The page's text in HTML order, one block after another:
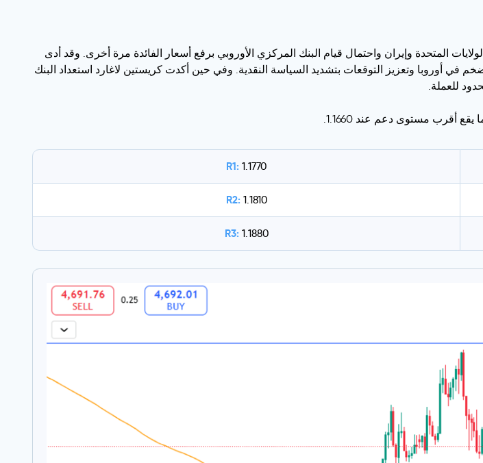
بين الولايات المتحدة وإيران واحتمال قيام البنك المركزي الأوروبي برفع أسعار الفائدة مرة أخرى. وقد أدى
أوروبا وتعزيز التوقعات بتشديد السياسة النقدية. وفي حين أكدت كريستين لاغارد استعداد البنك
للعملة.
R1: 1.1770
R2: 1.1810
R3: 1.1880